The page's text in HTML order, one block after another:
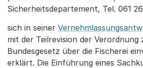
Sicherheitsdepartement, Tel. 061
sich in seiner
mit der Teilrevision der Verordnung
Bundesgesetz über die Fischerei
erklärt. Die Einführung eines